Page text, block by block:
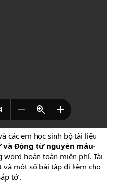
các em học sinh bộ tài liệu
và Động từ nguyên mẫu-
word hoàn toàn miễn phí. Tài
một số bài tập đi kèm cho
tới.